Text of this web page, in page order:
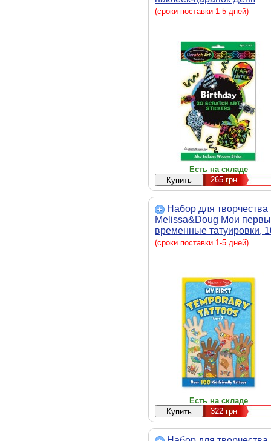
рождения (MD5828)
(сроки поставки 1-5 дней)
Есть на складе
265грн
Набор для творчества
Melissa&Doug Мои
временные татуировки,
шт., голубые (MD2947)
(сроки поставки 1-5 дней)
Есть на складе
322грн